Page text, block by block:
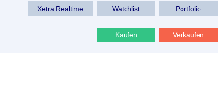
Xetra Realtime Watchlist Portfolio
Kaufen Verkaufen